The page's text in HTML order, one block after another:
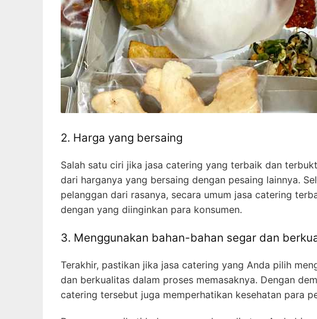
2. Harga yang bersaing
Salah satu ciri jika jasa catering yang terbaik dan
dari harganya yang bersaing dengan pesaing lainnya.
pelanggan dari rasanya, secara umum jasa catering
dengan yang diinginkan para konsumen.
3. Menggunakan bahan-bahan segar dan
Terakhir, pastikan jika jasa catering yang Anda pilih
dan berkualitas dalam proses memasaknya. Dengan
catering tersebut juga memperhatikan kesehatan para